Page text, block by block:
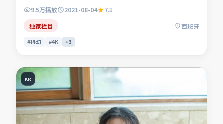
命运。人物动机层层揭开，真相并非唯一答案。可在本站免费
高清在线观看完整剧情与主创访谈摘要。
9.5万播放 2021-08-04
7.3
独家栏目
西班牙
#科幻 #4K +3
KR